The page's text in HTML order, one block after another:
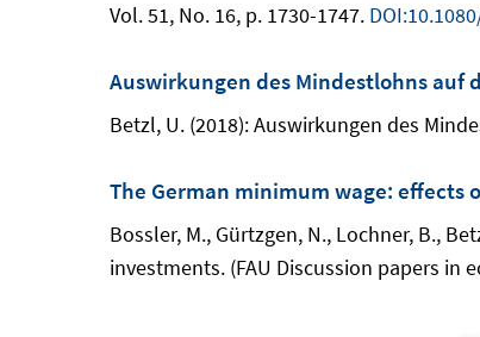
Vol. 51, No. 16, p. 1730-1747.
Auswirkungen des Mindestlohns auf
Betzl, U. (2018): Auswirkungen des
The German minimum wage:
Bossler, M., Gürtzgen, N., Lochner, B.,
investments. (FAU Discussion papers in